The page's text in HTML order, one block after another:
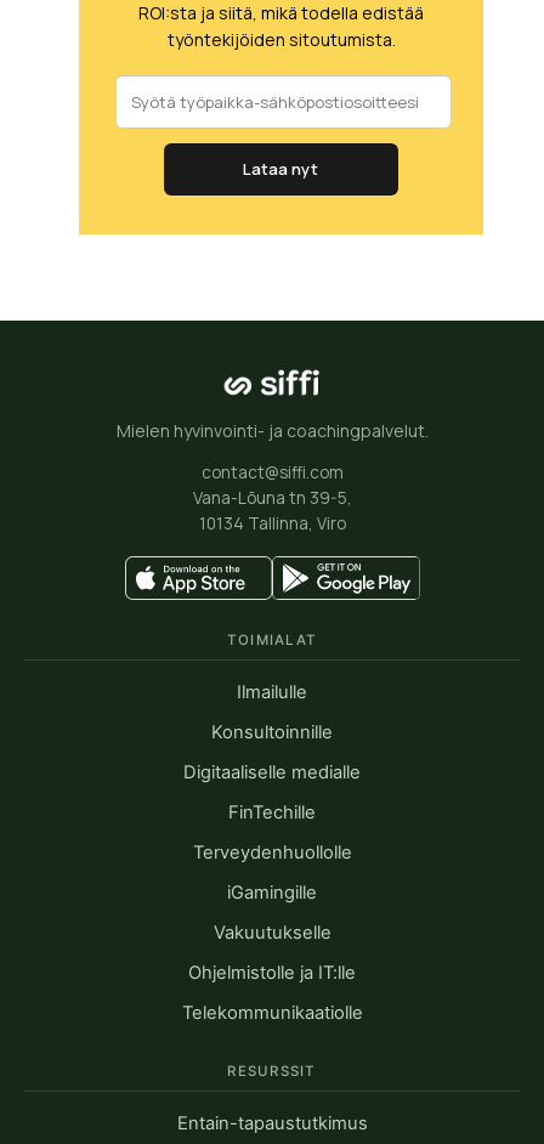
ROI:sta ja siitä, mikä todella edistää
työntekijöiden sitoutumista.
Lataa nyt
Mielen hyvinvointi- ja coachingpalvelut.
contact@siffi.com
Vana-Lõuna tn 39-5,
10134 Tallinna, Viro
TOIMIALAT
Ilmailulle
Konsultoinnille
Digitaaliselle medialle
FinTechille
Terveydenhuollolle
iGamingille
Vakuutukselle
Ohjelmistolle ja IT:lle
Telekommunikaatiolle
RESURSSIT
Entain-tapaustutkimus